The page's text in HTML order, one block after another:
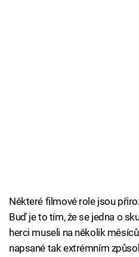
Některé filmové role jsou
Buď je to tím, že se jedna o
herci museli na několik
napsané tak extrémním